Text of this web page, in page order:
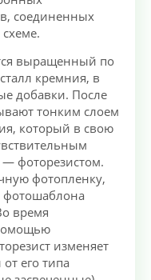
соединенных
выращенный по
кремния, в
добавки. После
тонким слоем
который в свою
фоторезистом.
фотопленку,
фотошаблона
время
изменяет
его типа